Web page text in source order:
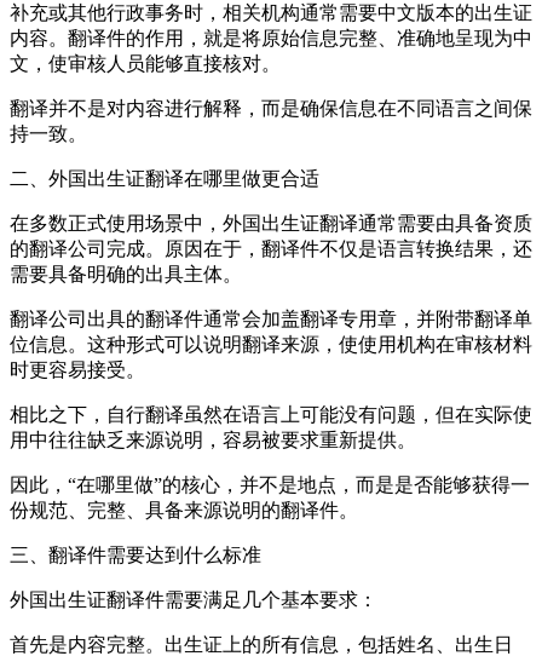
补充或其他行政事务时，相关机构通常需要中文版本的出生证
内容。翻译件的作用，就是将原始信息完整、准确地呈现为中
文，使审核人员能够直接核对。
翻译并不是对内容进行解释，而是确保信息在不同语言之间保
持一致。
二、外国出生证翻译在哪里做更合适
在多数正式使用场景中，外国出生证翻译通常需要由具备资质
的翻译公司完成。原因在于，翻译件不仅是语言转换结果，还
需要具备明确的出具主体。
翻译公司出具的翻译件通常会加盖翻译专用章，并附带翻译单
位信息。这种形式可以说明翻译来源，使使用机构在审核材料
时更容易接受。
相比之下，自行翻译虽然在语言上可能没有问题，但在实际使
用中往往缺乏来源说明，容易被要求重新提供。
因此，“在哪里做”的核心，并不是地点，而是是否能够获得一
份规范、完整、具备来源说明的翻译件。
三、翻译件需要达到什么标准
外国出生证翻译件需要满足几个基本要求：
首先是内容完整。出生证上的所有信息，包括姓名、出生日